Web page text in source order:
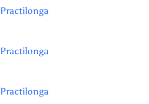
Practilonga
Practilonga
Practilonga